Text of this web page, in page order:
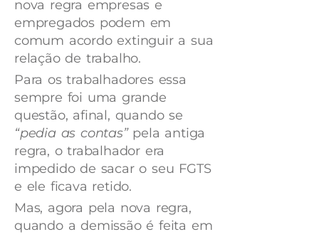
nova regra empresas e
empregados podem em
comum acordo extinguir a sua
relação de trabalho.
Para os trabalhadores essa
sempre foi uma grande
questão, afinal, quando se
“pedia as contas”pela antiga
regra, o trabalhador era
impedido de sacar o seu FGTS
e ele ficava retido.
Mas, agora pela nova regra,
quando a demissão é feita em